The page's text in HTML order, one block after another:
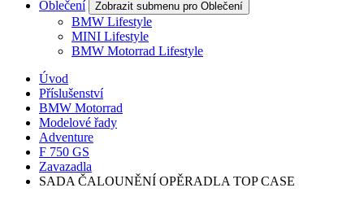
Oblečení
Zobrazit submenu pro Oblečení
BMW Lifestyle
MINI Lifestyle
BMW Motorrad Lifestyle
Úvod
Příslušenství
BMW Motorrad
Modelové řady
Adventure
F 750 GS
Zavazadla
SADA ČALOUNĚNÍ OPĚRADLA TOP CASE